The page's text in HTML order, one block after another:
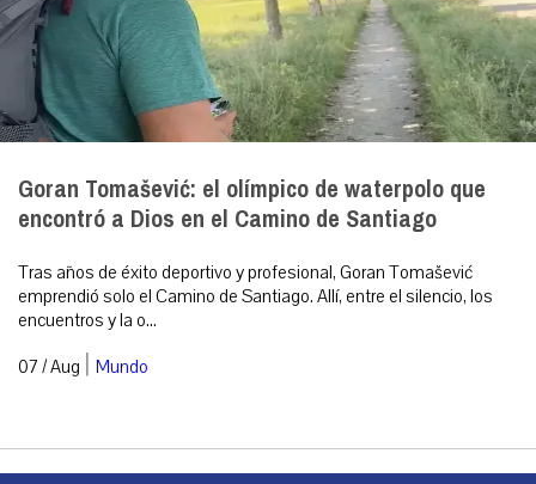
Goran Tomašević: el olímpico de waterpolo que
encontró a Dios en el Camino de Santiago
Tras años de éxito deportivo y profesional, Goran Tomašević
emprendió solo el Camino de Santiago. Allí, entre el silencio, los
encuentros y la o...
07 / Aug | Mundo